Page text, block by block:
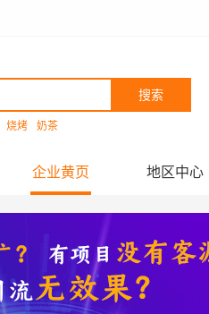
搜索
烧烤 奶茶
企业黄页 地区中心